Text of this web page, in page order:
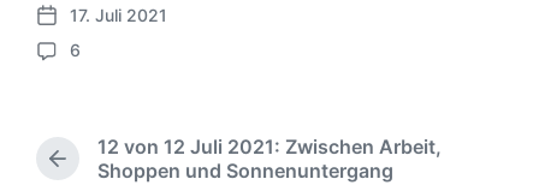
V
e
f
e
17. Juli 2021
K
m
e
6
V
12 von 12 Juli 2021: Zwischen Arbeit,
Shoppen und Sonnenuntergang